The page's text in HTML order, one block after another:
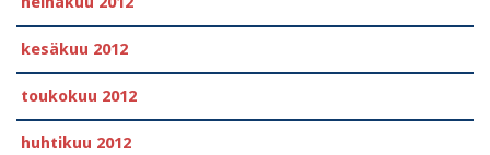
kesäkuu 2012
toukokuu 2012
huhtikuu 2012